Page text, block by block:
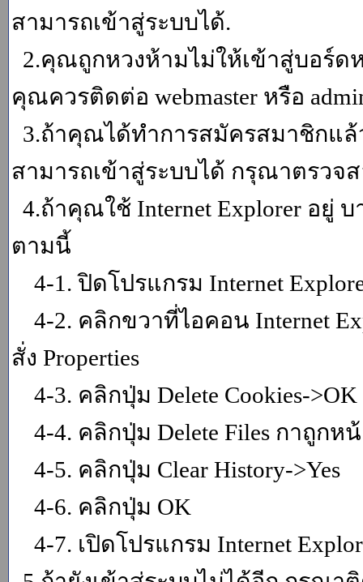
สามารถเข้าสู่ระบบได้.
2.คุณถูกหวงห้ามไม่ให้เข้าสู่บอร์ด
คุณควรติดต่อ webmaster หรือ
3.ถ้าคุณได้ทำการสมัครสมาชิกแ
สามารถเข้าสู่ระบบได้ กรุณาตรวจส
4.ถ้าคุณใช้ Internet Explorer อยู่
ตามนี้
4-1. ปิดโปรแกรม Internet
4-2. คลิกขวาที่ไอคอน Internet
สั่ง Properties
4-3. คลิกปุ่ม Delete Cookies->OK
4-4. คลิกปุ่ม Delete Files กาถูกหน้
4-5. คลิกปุ่ม Clear History->Yes
4-6. คลิกปุ่ม OK
4-7. เปิดโปรแกรม Internet